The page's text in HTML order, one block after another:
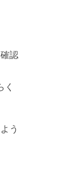
認
く
う